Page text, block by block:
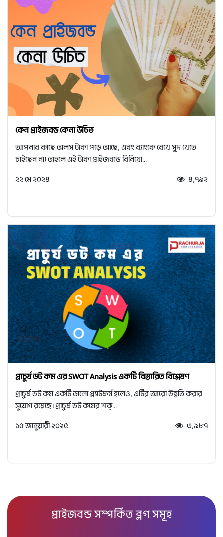
কেন প্রাইজবন্ড কেনা উচিত
আপনার কাছে অলস টাকা পড়ে আছে, এবং ব্যাংকে রেখে সুদ খেতে
চাইছেন না। তাহলে এই টাকা প্রাইজবন্ডে বিনিয়ো...
২২ মে ২০২৪
৪,৭৯২
প্রাচুর্য ডট কম এর SWOT Analysis একটি বিস্তারিত বিশ্লেষণ
প্রাচুর্য ডট কম একটি ভালো প্ল্যাটফর্ম হলেও, এটির আরো উন্নতি করার
সুযোগ রয়েছে। প্রাচুর্য ডট কমের শক্...
১৫ জানুয়ারী ২০২৫
৩,৯৮৭
প্রাইজবন্ড সম্পর্কিত ব্লগ সমূহ